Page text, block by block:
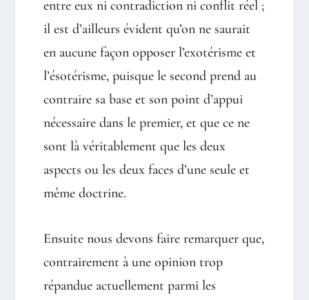
entre eux ni contradiction ni conflit réel ;
il est d’ailleurs évident qu’on ne saurait
en aucune façon opposer l’exotérisme et
l’ésotérisme, puisque le second prend au
contraire sa base et son point d’appui
nécessaire dans le premier, et que ce ne
sont là véritablement que les deux
aspects ou les deux faces d’une seule et
même doctrine.
Ensuite nous devons faire remarquer que,
contrairement à une opinion trop
répandue actuellement parmi les